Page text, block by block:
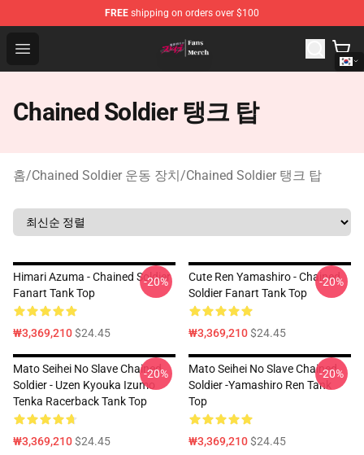
FREE shipping on orders over $100
Open menu
Chained Soldier Store - Official Chained Soldier
Chained Soldier 탱크 탑
홈/Chained Soldier 운동 장치/Chained Soldier 탱크 탑
Himari Azuma - Chained Soldier
Fanart Tank Top
₩3,369,210$24.45
-20%
Cute Ren Yamashiro - Chained
Soldier Fanart Tank Top
₩3,369,210$24.45
-20%
Mato Seihei No Slave Chained
Soldier - Uzen Kyouka Izumo
Tenka Racerback Tank Top
₩3,369,210$24.45
-20%
Mato Seihei No Slave Chained
Soldier -Yamashiro Ren Tank
Top
₩3,369,210$24.45
-20%